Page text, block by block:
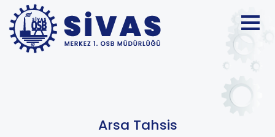
Arsa Tahsis